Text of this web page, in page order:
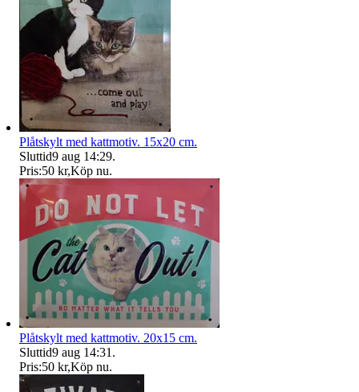
Plåtskylt med kattmotiv. 15x20 cm.
Sluttid9 aug 14:29.
Pris:50 kr,Köp nu.
Plåtskylt med kattmotiv. 20x15 cm.
Sluttid9 aug 14:31 .
Pris:50 kr,Köp nu.